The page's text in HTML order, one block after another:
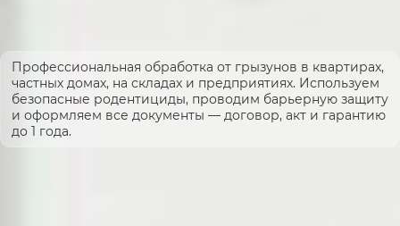
Профессиональная обработка от грызунов в квартирах,
частных домах, на складах и предприятиях. Используем
безопасные родентициды, проводим барьерную защиту
и оформляем все документы — договор, акт и гарантию
до 1 года.